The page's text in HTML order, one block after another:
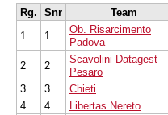
Rg. Snr Team
1
1
Ob. Risarcimento
Padova
2 2
Scavolini Datagest
Pesaro
3
3 Chieti
4
4 Libertas Nereto